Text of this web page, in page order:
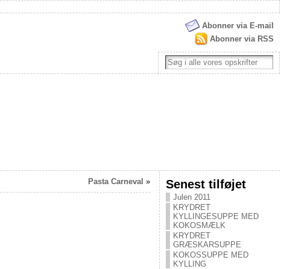
Abonner via E-mail
Abonner via RSS
Pasta Carneval » Senest tilføjet
Julen 2011
KRYDRET
KYLLINGESUPPE MED
KOKOSMÆLK
KRYDRET
GRÆSKARSUPPE
KOKOSSUPPE MED
KYLLING